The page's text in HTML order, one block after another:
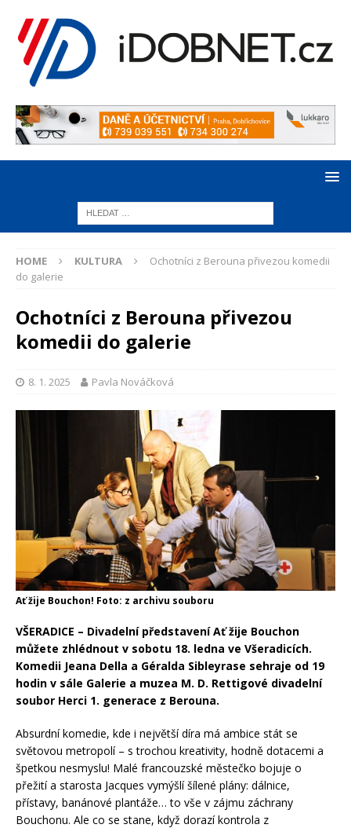
HOME KULTURA
Ochotníci z Berouna přivezou komedii
do galerie
Ochotníci z Berouna přivezou
komedii do galerie
8. 1. 2025 Pavla Nováčková
Ať žije Bouchon! Foto: z archivu souboru
VŠERADICE – Divadelní představení Ať žije Bouchon
můžete zhlédnout v sobotu 18. ledna ve Všeradicích.
Komedii Jeana Della a Géralda Sibleyrase sehraje od 19
hodin v sále Galerie a muzea M. D. Rettigové divadelní
soubor Herci 1. generace z Berouna.
Absurdní komedie, kde i největší díra má ambice stát se
světovou metropolí – s trochou kreativity, hodně dotacemi a
špetkou nesmyslu! Malé francouzské městečko bojuje o
přežití a starosta Jacques vymýšlí šílené plány: dálnice,
přístavy, banánové plantáže… to vše v zájmu záchrany
Bouchonu. Ale co se stane, když dorazí kontrola z